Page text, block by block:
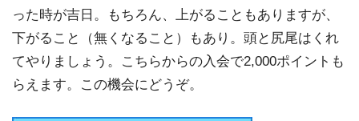
った時が吉日。もちろん、上がることもありますが、
下がること（無くなること）もあり。頭と尻尾はくれ
てやりましょう。こちらからの入会で2,000ポイントも
らえます。この機会にどうぞ。